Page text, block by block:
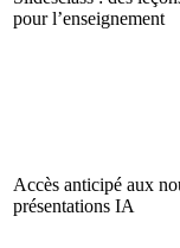
pour l’enseignement
Accès anticipé aux
présentations IA